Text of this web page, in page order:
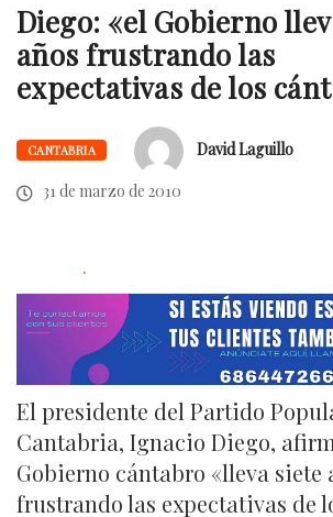
Diego: «el Gobierno
años frustrando las
expectativas de los
CANTABRIA
David Laguillo
31 de marzo de 2010
.
El presidente del Partido
Cantabria, Ignacio Diego,
Gobierno cántabro «lleva siete
frustrando las expectativas de